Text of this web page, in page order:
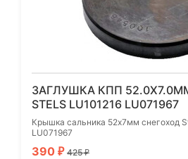
ЗАГЛУШКА КПП
STELS LU101216 LU071967
Крышка сальника 52х7мм снегоход
LU071967
390 ₽ 425₽